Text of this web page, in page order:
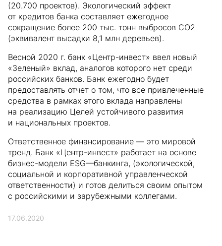
(20.700 проектов). Экологический эффект
от кредитов банка составляет ежегодное
сокращение более 200 тыс. тонн выбросов СО2
(эквивалент высадки 8,1 млн деревьев).
Весной 2020 г. банк «Центр-инвест» ввел новый
«Зеленый» вклад, аналогов которого нет среди
российских банков. Банк ежегодно будет
предоставлять отчет о том, что все привлеченные
средства в рамках этого вклада направлены
на реализацию Целей устойчивого развития
и национальных проектов.
Ответственное финансирование — это мировой
тренд. Банк «Центр-инвест» работает на основе
бизнес-модели ESG—банкинга, (экологической,
социальной и корпоративной управленческой
ответственности) и готов делиться своим опытом
с российскими и зарубежными коллегами.
17.06.2020